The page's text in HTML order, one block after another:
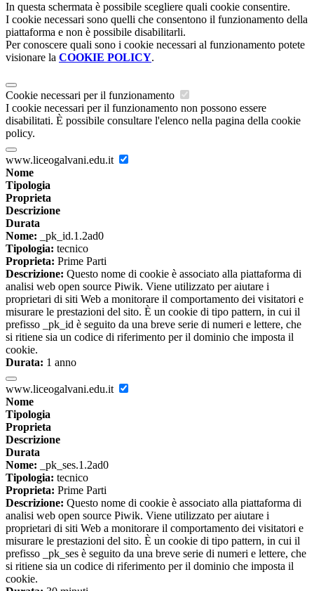
In questa schermata è possibile scegliere quali cookie consentire.
I cookie necessari sono quelli che consentono il funzionamento della
piattaforma e non è possibile disabilitarli.
Per conoscere quali sono i cookie necessari al funzionamento potete
visionare la COOKIE POLICY.
Cookie necessari per il funzionamento
I cookie necessari per il funzionamento non possono essere
disabilitati. È possibile consultare l'elenco nella pagina della cookie
policy.
www.liceogalvani.edu.it
Nome
Tipologia
Proprieta
Descrizione
Durata
Nome: _pk_id.1.2ad0
Tipologia: tecnico
Proprieta: Prime Parti
Descrizione: Questo nome di cookie è associato alla piattaforma di
analisi web open source Piwik. Viene utilizzato per aiutare i
proprietari di siti Web a monitorare il comportamento dei visitatori e
misurare le prestazioni del sito. È un cookie di tipo pattern, in cui il
prefisso _pk_id è seguito da una breve serie di numeri e lettere, che
si ritiene sia un codice di riferimento per il dominio che imposta il
cookie.
Durata: 1 anno
www.liceogalvani.edu.it
Nome
Tipologia
Proprieta
Descrizione
Durata
Nome: _pk_ses.1.2ad0
Tipologia: tecnico
Proprieta: Prime Parti
Descrizione: Questo nome di cookie è associato alla piattaforma di
analisi web open source Piwik. Viene utilizzato per aiutare i
proprietari di siti Web a monitorare il comportamento dei visitatori e
misurare le prestazioni del sito. È un cookie di tipo pattern, in cui il
prefisso _pk_ses è seguito da una breve serie di numeri e lettere, che
si ritiene sia un codice di riferimento per il dominio che imposta il
cookie.